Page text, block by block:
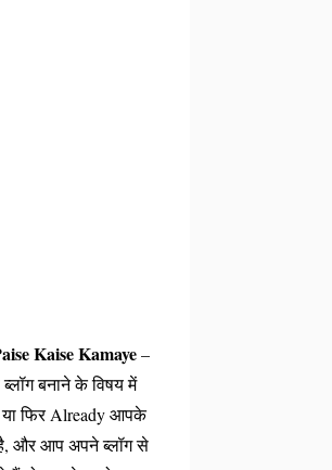
Kaise Kamaye–
बनाने के विषय में
या फिर Already आपके
और आप अपने ब्लॉग से